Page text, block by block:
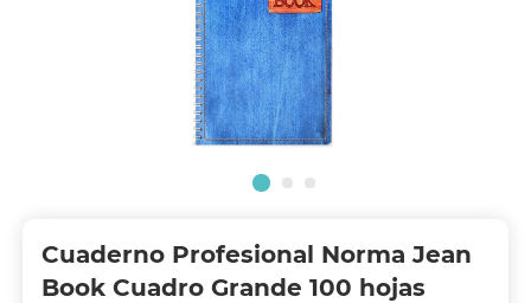
Cuaderno Profesional Norma Jean
Book Cuadro Grande 100 hojas